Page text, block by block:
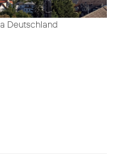
Deutschland